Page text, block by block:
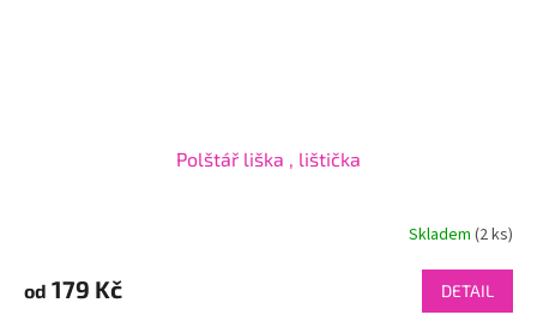
Polštář liška , lištička
Skladem (2 ks)
od 179 Kč DETAIL